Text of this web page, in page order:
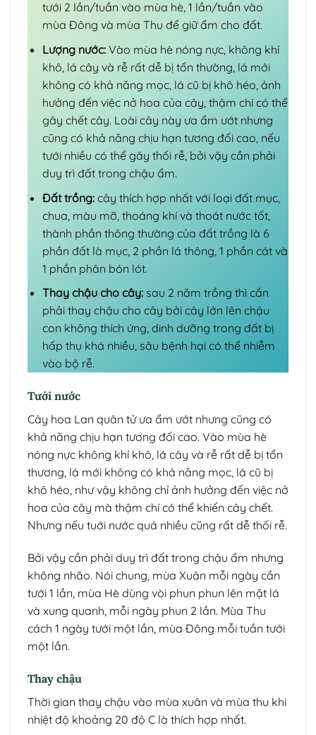
tưới 2 lần/tuần vào mùa hè, 1 lần/tuần vào
mùa Đông và mùa Thu để giữ ẩm cho đất.
Lượng nước:Vào mùa hè nóng nực, không khí
khô, lá cây và rễ rất dễ bị tổn thường, lá mới
không có khả năng mọc, lá cũ bị khô héo, ảnh
hưởng đến việc nở hoa của cây, thậm chí có thể
gây chết cây. Loài cây này ưa ẩm ướt nhưng
cũng có khả năng chịu hạn tương đối cao, nếu
tưới nhiều có thể gây thối rễ, bởi vậy cần phải
duy trì đất trong chậu ẩm.
Đất trồng: cây thích hợp nhất với loại đất mục,
chua, màu mỡ, thoáng khí và thoát nước tốt,
thành phần thông thường của đất trồng là 6
phần đất là mục, 2 phần lá thông, 1 phần cát và
1 phần phân bón lót.
Thay chậu cho cây: sau 2 năm trồng thì cần
phải thay chậu cho cây bởi cây lớn lên chậu
con không thích ứng, dinh dưỡng trong đất bị
hấp thụ khá nhiều, sâu bệnh hại có thể nhiễm
vào bộ rễ.
Tưới nước
Cây hoa Lan quân tử ưa ẩm ướt nhưng cũng có
khả năng chịu hạn tương đối cao. Vào mùa hè
nóng nực không khí khô, lá cây và rễ rất dễ bị tổn
thương, lá mới không có khả năng mọc, lá cũ bị
khô héo, như vậy không chỉ ảnh hưởng đến việc nở
hoa của cây mà thậm chí có thể khiến cây chết.
Nhưng nếu tuới nước quá nhiều cũng rất dễ thối rễ.
Bởi vậy cần phải duy trì đất trong chậu ẩm nhưng
không nhão. Nói chung, mùa Xuân mỗi ngày cần
tưới 1 lần, mùa Hè dùng vòi phun phun lên mặt lá
và xung quanh, mỗi ngày phun 2 lần. Mùa Thu
cách 1 ngày tưới một lần, mùa Đông mỗi tuần tưới
một lần.
Thay chậu
Thời gian thay chậu vào mùa xuân và mùa thu khi
nhiệt độ khoảng 20 độ C là thích hợp nhất.